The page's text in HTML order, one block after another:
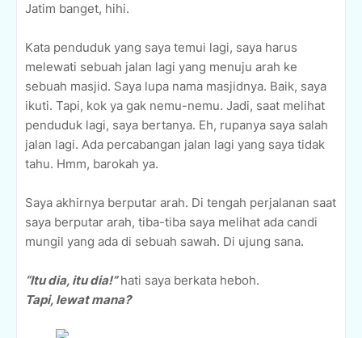
Jatim banget, hihi.
Kata penduduk yang saya temui lagi, saya harus
melewati sebuah jalan lagi yang menuju arah ke
sebuah masjid. Saya lupa nama masjidnya. Baik, saya
ikuti. Tapi, kok ya gak nemu-nemu. Jadi, saat melihat
penduduk lagi, saya bertanya. Eh, rupanya saya salah
jalan lagi. Ada percabangan jalan lagi yang saya tidak
tahu. Hmm, barokah ya.
Saya akhirnya berputar arah. Di tengah perjalanan saat
saya berputar arah, tiba-tiba saya melihat ada candi
mungil yang ada di sebuah sawah. Di ujung sana.
“Itu dia, itu dia!”hati saya berkata heboh.
Tapi, lewat mana?